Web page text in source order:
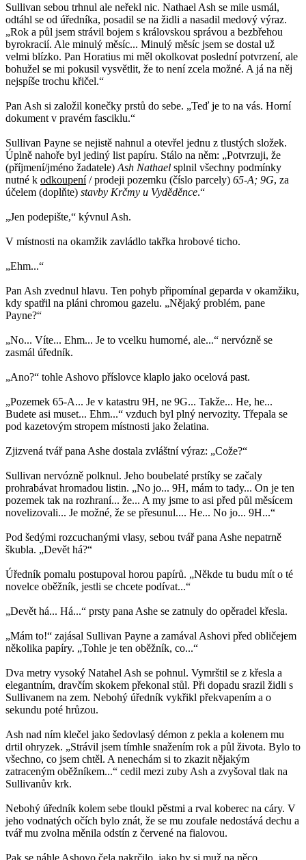
Sullivan sebou trhnul ale neřekl nic. Nathael Ash se mile usmál,
odtáhl se od úředníka, posadil se na židli a nasadil medový výraz.
„Rok a půl jsem strávil bojem s královskou správou a bezbřehou
byrokracií. Ale minulý měsíc... Minulý měsíc jsem se dostal už
velmi blízko. Pan Horatius mi měl okolkovat poslední potvrzení, ale
bohužel se mi pokusil vysvětlit, že to není zcela možné. A já na něj
nejspíše trochu křičel.“
Pan Ash si založil konečky prstů do sebe. „Teď je to na vás. Horní
dokument v pravém fasciklu.“
Sullivan Payne se nejistě nahnul a otevřel jednu z tlustých složek.
Úplně nahoře byl jediný list papíru. Stálo na něm: „Potvrzuji, že
(příjmení/jméno žadatele) Ash Nathael splnil všechny podmínky
nutné k odkoupení/ prodeji pozemku (číslo parcely) 65-A; 9G, za
účelem (doplňte) stavby Krčmy u Vyděděnce.“
„Jen podepište,“ kývnul Ash.
V místnosti na okamžik zavládlo takřka hrobové ticho.
„Ehm...“
Pan Ash zvednul hlavu. Ten pohyb připomínal geparda v okamžiku,
kdy spatřil na pláni chromou gazelu. „Nějaký problém, pane
Payne?“
„No... Víte... Ehm... Je to vcelku humorné, ale...“ nervózně se
zasmál úředník.
„Ano?“ tohle Ashovo příslovce klaplo jako ocelová past.
„Pozemek 65-A... Je v katastru 9H, ne 9G... Takže... He, he...
Budete asi muset... Ehm...“ vzduch byl plný nervozity. Třepala se
pod kazetovým stropem místnosti jako želatina.
Zjizvená tvář pana Ashe dostala zvláštní výraz: „Cože?“
Sullivan nervózně polknul. Jeho boubelaté prstíky se začaly
prohrabávat hromadou listin. „No jo... 9H, mám to tady... On je ten
pozemek tak na rozhraní... že... A my jsme to asi před půl měsícem
novelizovali... Je možné, že se přesunul.... He... No jo... 9H...“
Pod šedými rozcuchanými vlasy, sebou tvář pana Ashe nepatrně
škubla. „Devět há?“
Úředník pomalu postupoval horou papírů. „Někde tu budu mít o té
novelce oběžník, jestli se chcete podívat...“
„Devět há... Há...“ prsty pana Ashe se zatnuly do opěradel křesla.
„Mám to!“ zajásal Sullivan Payne a zamával Ashovi před obličejem
několika papíry. „Tohle je ten oběžník, co...“
Dva metry vysoký Natahel Ash se pohnul. Vymrštil se z křesla a
elegantním, dravčím skokem překonal stůl. Při dopadu srazil židli s
Sullivanem na zem. Nebohý úředník vykřikl překvapením a o
sekundu poté hrůzou.
Ash nad ním klečel jako šedovlasý démon z pekla a kolenem mu
drtil ohryzek. „Strávil jsem tímhle snažením rok a půl života. Bylo to
všechno, co jsem chtěl. A nenechám si to zkazit nějakým
zatraceným oběžníkem...“ cedil mezi zuby Ash a zvyšoval tlak na
Sullivanův krk.
Nebohý úředník kolem sebe tloukl pěstmi a rval koberec na cáry. V
jeho vodnatých očích bylo znát, že se mu zoufale nedostává dechu a
tvář mu zvolna měnila odstín z červené na fialovou.
Pak se náhle Ashovo čela nakrčilo, jako by si muž na něco